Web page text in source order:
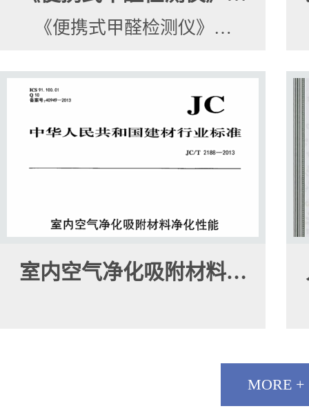
《便携式甲醛检测仪》…
室内空气净化吸附材料…
MORE +